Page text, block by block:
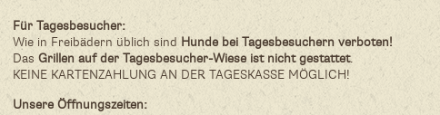
Für Tagesbesucher:
Wie in Freibädern üblich sind
Hunde bei Tagesbesuchern verboten!
DasGrillen auf der Tagesbesucher-Wiese ist nicht gestattet.
KEINE KARTENZAHLUNG AN DER TAGESKASSE MÖGLICH!
Unsere Öffnungszeiten: